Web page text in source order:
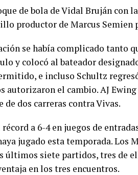
de bola de Vidal Bruján con
productor de Marcus Semien
se había complicado tanto
y colocó al bateador
e incluso Schultz
autorizaron el cambio. AJ
de dos carreras contra Vivas.
a 6-4 en juegos de
jugado esta temporada.
últimos siete partidos, tres de
en los tres encuentros.